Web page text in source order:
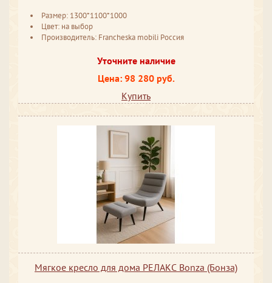
Размер: 1300*1100*1000
Цвет: на выбор
Производитель: Francheska mobili Россия
Уточните наличие
Цена: 98 280 руб.
Купить
Мягкое кресло для дома РЕЛАКС Bonza (Бонза)